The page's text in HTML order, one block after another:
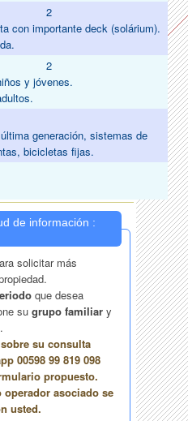
2
con importante deck (solárium).
2
y jóvenes.
generación, sistemas de
bicicletas fijas.